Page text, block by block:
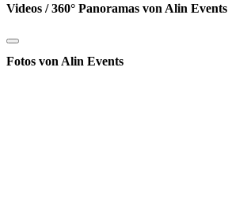
Videos / 360° Panoramas von Alin Events
Fotos von Alin Events